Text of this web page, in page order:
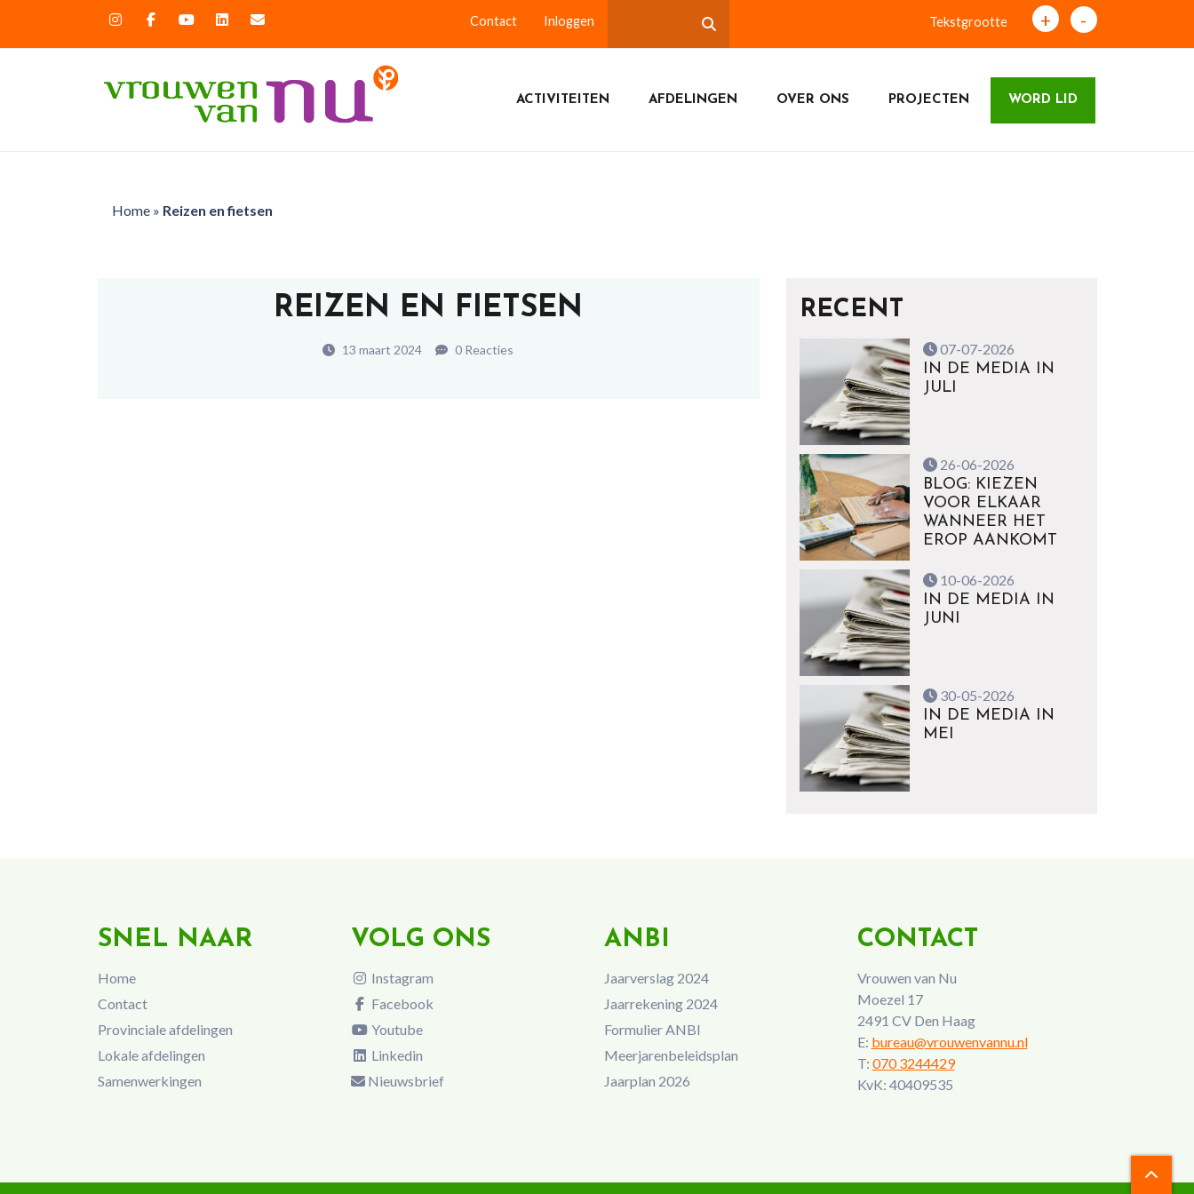
Contact Inloggen Tekstgrootte + -
ACTIVITEITEN AFDELINGEN OVER ONS PROJECTEN WORD LID
Home» Reizen en fietsen
REIZEN EN FIETSEN
13 maart 2024 0 Reacties
RECENT
07-07-2026
IN DE MEDIA IN
JULI
26-06-2026
BLOG: KIEZEN
VOOR ELKAAR
WANNEER HET
EROP AANKOMT
10-06-2026
IN DE MEDIA IN
JUNI
30-05-2026
IN DE MEDIA IN
MEI
SNEL NAAR
Home
Contact
Provinciale afdelingen
Lokale afdelingen
Samenwerkingen
VOLG ONS
Instagram
Facebook
Youtube
Linkedin
Nieuwsbrief
ANBI
Jaarverslag 2024
Jaarrekening 2024
Formulier ANBI
Meerjarenbeleidsplan
Jaarplan 2026
CONTACT
Vrouwen van Nu
Moezel 17
2491 CV Den Haag
E: bureau@vrouwenvannu.nl
T: 070 3244429
KvK: 40409535